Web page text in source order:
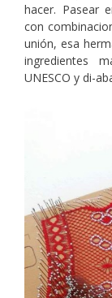
hacer. Pasear
con
unión, esa
ingredientes
UNESCO y di-